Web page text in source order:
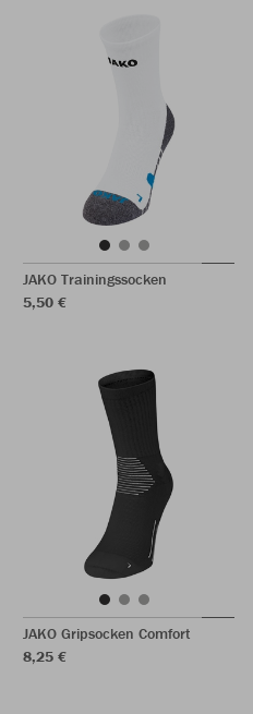
JAKO Trainingssocken
5,50 €
JAKO Gripsocken Comfort
8,25 €